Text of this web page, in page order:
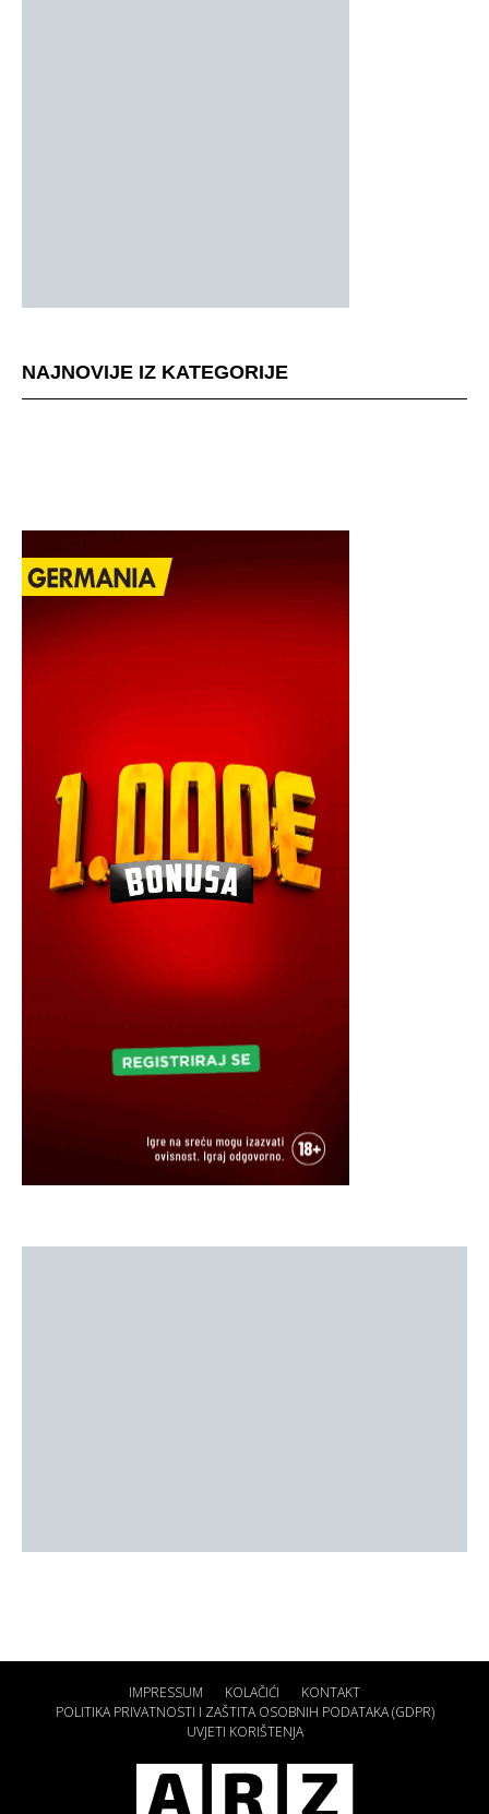
NAJNOVIJE IZ KATEGORIJE
IMPRESSUM KOLAČIĆI
KONTAKT
POLITIKA PRIVATNOSTI I ZAŠTITA OSOBNIH PODATAKA (GDPR)
UVJETI KORIŠTENJA